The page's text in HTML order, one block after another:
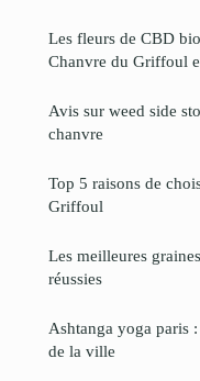
Les fleurs de CBD
Chanvre du Griffoul
Avis sur weed side
chanvre
Top 5 raisons de
Griffoul
Les meilleures
réussies
Ashtanga yoga paris
de la ville